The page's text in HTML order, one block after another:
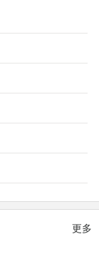
更多
镍片焊盘
采集镍片与
圆形绝缘材料
试仪
试系统，主要